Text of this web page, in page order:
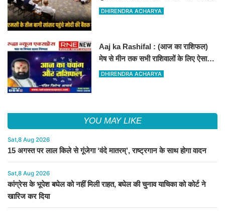
तरह विराम
DHIRENDRA ACHARYA
Aaj ka Rashifal : (आज का राशिफल)
मेष से मीन तक सभी राशिवालों के लिए ऐसा
रहेगा आज का दिन !
DHIRENDRA ACHARYA
YOU MAY LIKE
Sat,8 Aug 2026
15 अगस्त पर लाल किले से गूंजेगा ‘वंदे मातरम्’, राष्ट्रगान के साथ होगा वादन
Sat,8 Aug 2026
कांग्रेस के भूपेश बघेल को नहीं मिली राहत, बघेल की चुनाव याचिका को कोर्ट ने
खारिज कर दिया